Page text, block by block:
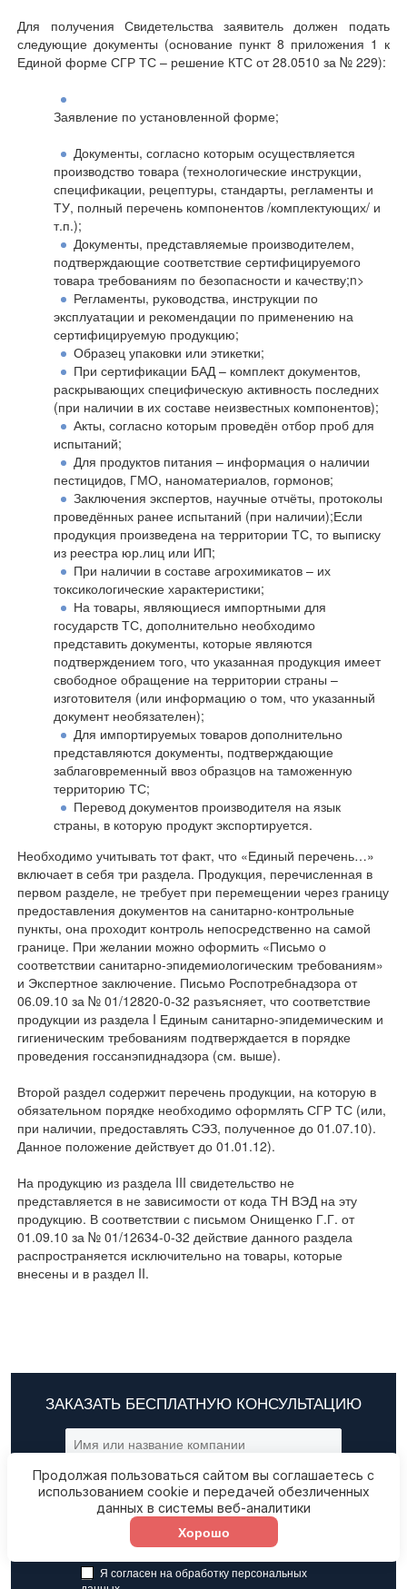
Для получения Свидетельства заявитель должен подать
следующие документы (основание пункт 8 приложения 1 к
Единой форме СГР ТС – решение КТС от 28.0510 за № 229):
Заявление по установленной форме;
Документы, согласно которым осуществляется
производство товара (технологические инструкции,
спецификации, рецептуры, стандарты, регламенты и
ТУ, полный перечень компонентов /комплектующих/ и
т.п.);
Документы, представляемые производителем,
подтверждающие соответствие сертифицируемого
товара требованиям по безопасности и качеству;n>
Регламенты, руководства, инструкции по
эксплуатации и рекомендации по применению на
сертифицируемую продукцию;
Образец упаковки или этикетки;
При сертификации БАД – комплект документов,
раскрывающих специфическую активность последних
(при наличии в их составе неизвестных компонентов);
Акты, согласно которым проведён отбор проб для
испытаний;
Для продуктов питания – информация о наличии
пестицидов, ГМО, наноматериалов, гормонов;
Заключения экспертов, научные отчёты, протоколы
проведённых ранее испытаний (при наличии);Если
продукция произведена на территории ТС, то выписку
из реестра юр.лиц или ИП;
При наличии в составе агрохимикатов – их
токсикологические характеристики;
На товары, являющиеся импортными для
государств ТС, дополнительно необходимо
представить документы, которые являются
подтверждением того, что указанная продукция имеет
свободное обращение на территории страны –
изготовителя (или информацию о том, что указанный
документ необязателен);
Для импортируемых товаров дополнительно
представляются документы, подтверждающие
заблаговременный ввоз образцов на таможенную
территорию ТС;
Перевод документов производителя на язык
страны, в которую продукт экспортируется.
Необходимо учитывать тот факт, что «Единый перечень…»
включает в себя три раздела. Продукция, перечисленная в
первом разделе, не требует при перемещении через границу
предоставления документов на санитарно-контрольные
пункты, она проходит контроль непосредственно на самой
границе. При желании можно оформить «Письмо о
соответствии санитарно-эпидемиологическим требованиям»
и Экспертное заключение. Письмо Роспотребнадзора от
06.09.10 за № 01/12820-0-32 разъясняет, что соответствие
продукции из раздела I Единым санитарно-эпидемическим и
гигиеническим требованиям подтверждается в порядке
проведения госсанэпиднадзора (см. выше).
Второй раздел содержит перечень продукции, на которую в
обязательном порядке необходимо оформлять СГР ТС (или,
при наличии, предоставлять СЭЗ, полученное до 01.07.10).
Данное положение действует до 01.01.12).
На продукцию из раздела III свидетельство не
представляется в не зависимости от кода ТН ВЭД на эту
продукцию. В соответствии с письмом Онищенко Г.Г. от
01.09.10 за № 01/12634-0-32 действие данного раздела
распространяется исключительно на товары, которые
внесены и в раздел II.
ЗАКАЗАТЬ БЕСПЛАТНУЮ КОНСУЛЬТАЦИЮ
Я согласен на обработкуперсональных
Продолжая пользоваться сайтом вы соглашаетесь с
использованием cookie и передачей обезличенных
данных в системы веб-аналитики
Хорошо